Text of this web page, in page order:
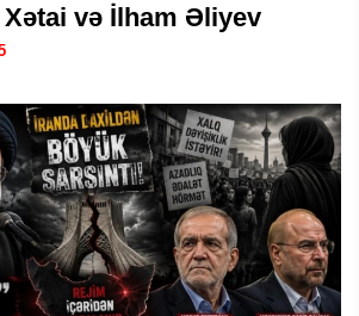
Xətai və İlham Əliyev